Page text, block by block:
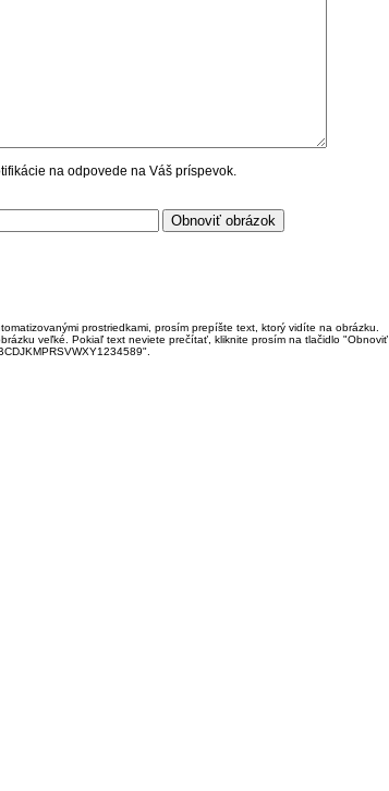
na odpovede na Váš príspevok.
prostriedkami, prosím prepíšte text, ktorý vidíte na obrázku.
veľké. Pokiaľ text neviete prečítať, kliknite prosím na tlačidlo "Obnoviť